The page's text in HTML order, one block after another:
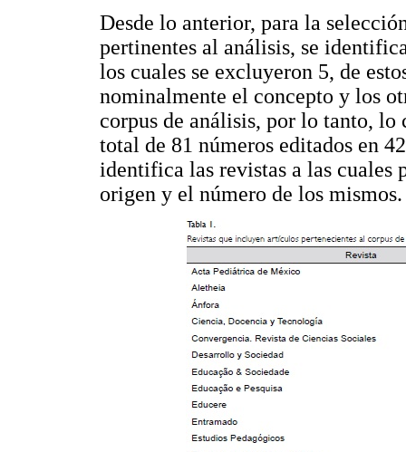
Desde lo anterior, para la
pertinentes al análisis, se
los cuales se excluyeron 5, de
nominalmente el concepto y los
corpus de análisis, por lo tanto,
total de 81 números editados en
identifica las revistas a las cuales
origen y el número de los mismos.